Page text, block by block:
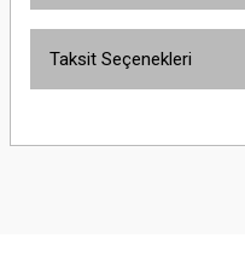
Taksit Seçenekleri